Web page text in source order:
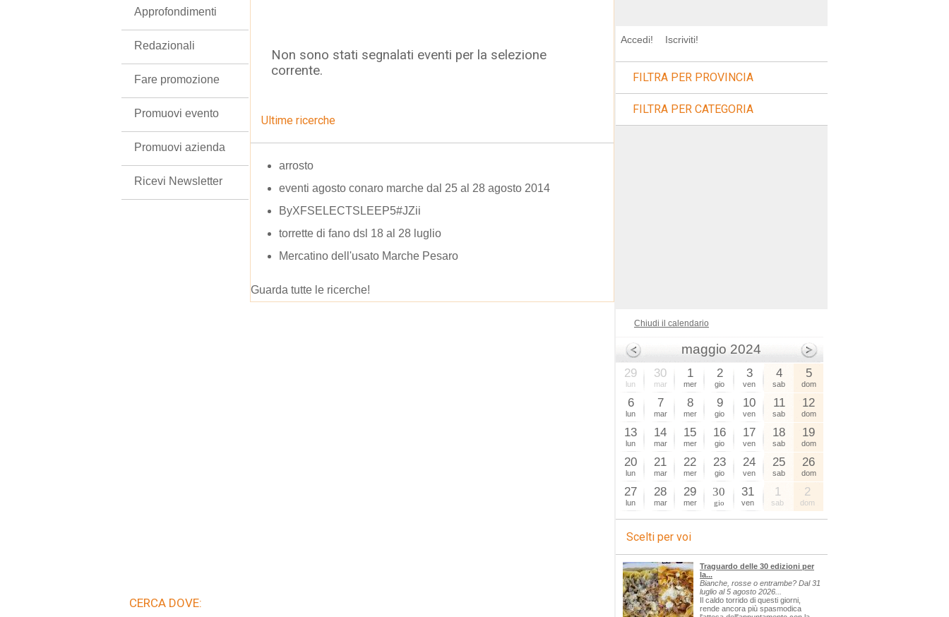
Non sono stati segnalati eventi per la selezione
corrente.
Ultime ricerche
arrosto
eventi agosto conaro marche dal 25 al 28 agosto 2014
ByXFSELECTSLEEP5#JZii
torrette di fano dsl 18 al 28 luglio
Mercatino dell'usato Marche Pesaro
Guarda tutte le ricerche!
Approfondimenti
Redazionali
Fare promozione
Promuovi evento
Promuovi azienda
Ricevi Newsletter
CERCA DOVE:
Accedi! Iscriviti!
FILTRA PER PROVINCIA
FILTRA PER CATEGORIA
Chiudi il calendario
maggio 2024
29
lun
30
mar
1
mer
2
gio
3
ven
4
sab
5
dom
6
lun
7
mar
8
mer
9
gio
10
ven
11
sab
12
dom
13
lun
14
mar
15
mer
16
gio
17
ven
18
sab
19
dom
20
lun
21
mar
22
mer
23
gio
24
ven
25
sab
26
dom
27
lun
28
mar
29
mer
30
gio
31
ven
1
sab
2
dom
Scelti per voi
Traguardo delle 30 edizioni per
la...
Bianche, rosse o entrambe? Dal 31
luglio al 5 agosto 2026...
Il caldo torrido di questi giorni,
rende ancora più spasmodica